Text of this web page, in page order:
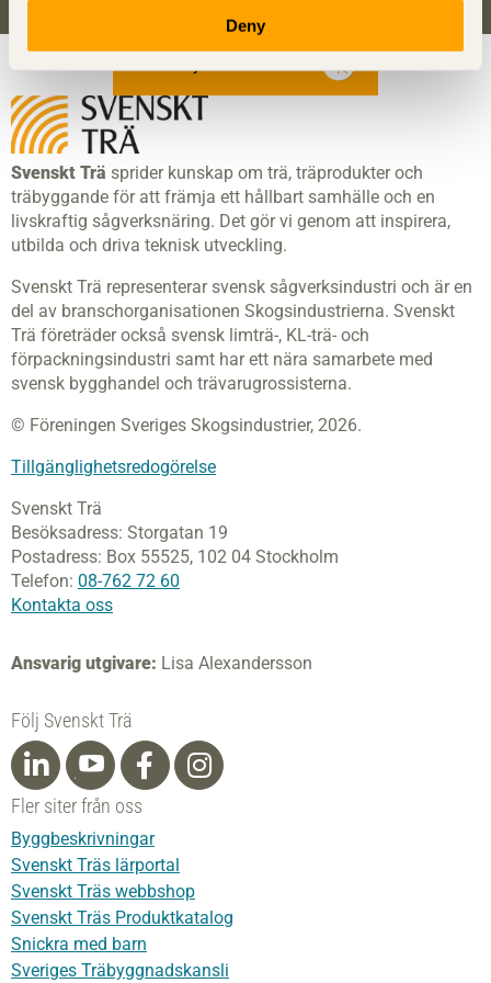
Deny
Svenskt Trä sprider kunskap om trä, träprodukter och
träbyggande för att främja ett hållbart samhälle och en
livskraftig sågverksnäring. Det gör vi genom att inspirera,
utbilda och driva teknisk utveckling.
Svenskt Trä representerar svensk sågverksindustri och är en
del av branschorganisationen Skogsindustrierna. Svenskt
Trä företräder också svensk limträ-, KL-trä- och
förpackningsindustri samt har ett nära samarbete med
svensk bygghandel och trävarugrossisterna.
© Föreningen Sveriges Skogsindustrier, 2026.
Tillgänglighetsredogörelse
Svenskt Trä
Besöksadress: Storgatan 19
Postadress: Box 55525, 102 04 Stockholm
Telefon: 08-762 72 60
Kontakta oss
Ansvarig utgivare: Lisa Alexandersson
Följ Svenskt Trä
Fler siter från oss
Byggbeskrivningar
Svenskt Träs lärportal
Svenskt Träs webbshop
Svenskt Träs Produktkatalog
Snickra med barn
Sveriges Träbyggnadskansli